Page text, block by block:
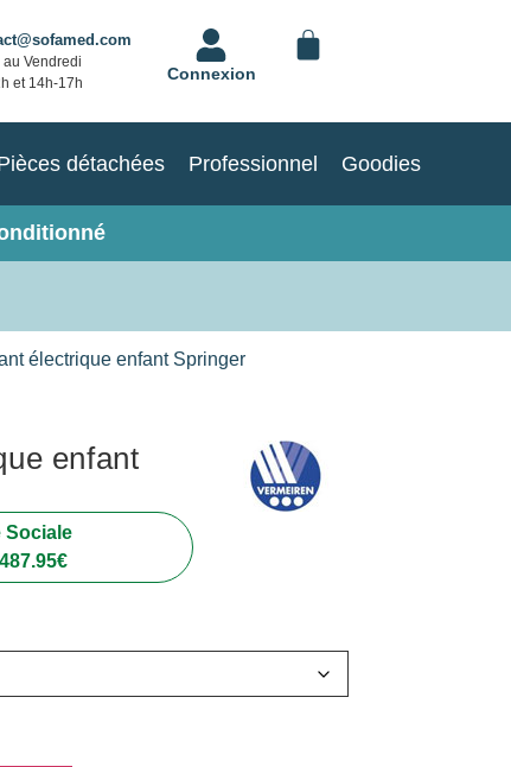
au Vendredi
et 14h-17h
Connexion
détachées Professionnel Goodies
électrique enfant Springer
enfant
Sociale
€